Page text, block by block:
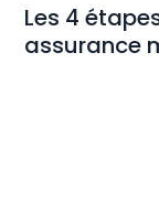
Les 4
assurance